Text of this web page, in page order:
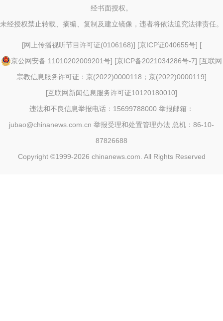
经书面授权。
未经授权禁止转载、摘编、复制及建立镜像，违者将依法追究法律责任。
[网上传播视听节目许可证(0106168)] [京ICP证040655号] [
京公网安备 11010202009201号] [京ICP备2021034286号-7] [互联网
宗教信息服务许可证：京(2022)0000118；京(2022)0000119]
[互联网新闻信息服务许可证10120180010]
违法和不良信息举报电话：15699788000 举报邮箱：
jubao@chinanews.com.cn 举报受理和处置管理办法 总机：86-10-
87826688
Copyright ©1999-2026 chinanews.com. All Rights Reserved